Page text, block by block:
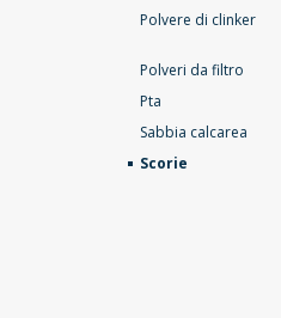
Polvere di clinker
Polveri da filtro
Pta
Sabbia calcarea
Scorie